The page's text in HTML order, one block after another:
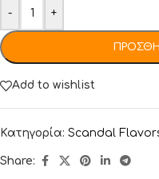
- +
Add to wishlist
Κατηγορία: Scandal
Share: